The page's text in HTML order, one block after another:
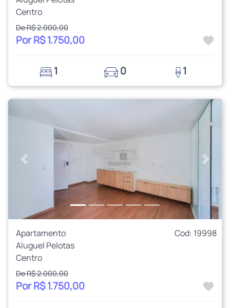
Centro
De R$ 2.000,00
Por R$ 1.750,00
1 0 1
Anterior
Apartamento
Cod: 19998
Aluguel Pelotas
Centro
De R$ 2.000,00
Por R$ 1.750,00